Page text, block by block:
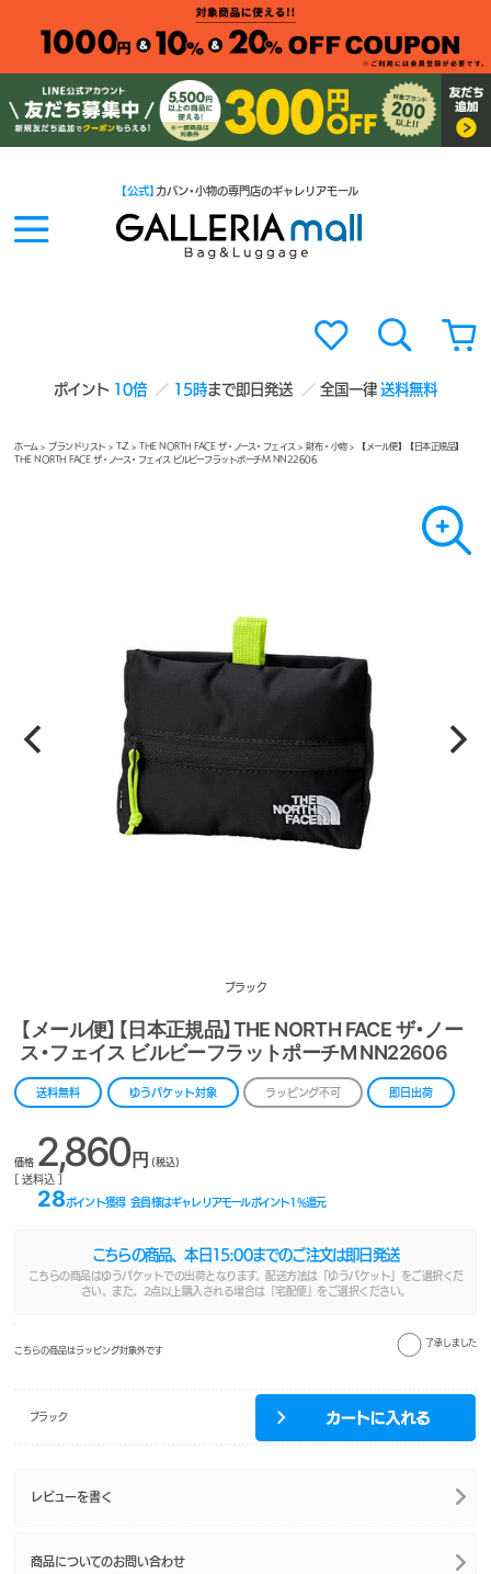
ポイント 10倍 15時まで即日発送 全国一律送料無料
【公式】 カバン・小物の専門店のギャレリアモール
ホーム >ブランドリスト > T-Z > THE NORTH FACE ザ・ノース・フェイス > 財布・小物 > 【メール便】【日本正規品】
THE NORTH FACE ザ・ノース・フェイス ビルビーフラットポーチM NN22606
ブラック
【メール便】【日本正規品】THE NORTH FACE ザ・ノー
ス・フェイス ビルビーフラットポーチM NN22606
送料無料 ゆうパケット対象 ラッピング不可 即日出荷
価格 2,860円 (税込)
[ 送料込 ]
28ポイント獲得 会員様はギャレリアモールポイント1 %還元
こちらの商品、本日 15:00までのご注文は即日発送
こちらの商品はゆうパケットでの出荷となります。配送方法は「ゆうパケット」をご選択くだ
さい。また、2点以上購入される場合は「宅配便」をご選択ください。
こちらの商品はラッピング対象外です
了承しました
ブラック
レビューを書く
商品についてのお問い合わせ